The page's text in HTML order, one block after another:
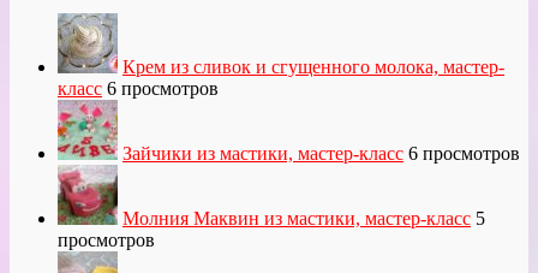
Крем из сливок и сгущенного молока, мастер-
класс 6 просмотров
Зайчики из мастики, мастер-класс 6 просмотров
Молния Маквин из мастики, мастер-класс 5
просмотров